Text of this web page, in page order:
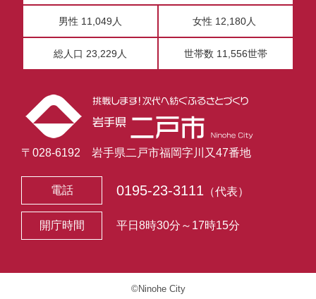
男性 11,049人 女性 12,180人
総人口 23,229人 世帯数 11,556世帯
〒028-6192 岩手県二戸市福岡字川又47番地
電話 0195-23-3111 （代表）
開庁時間 平日8時30分～17時15分
©Ninohe City